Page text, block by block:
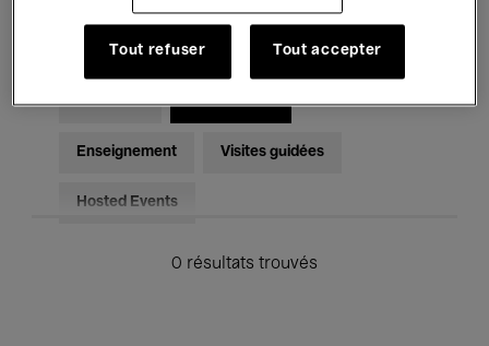
Musique électronique
Pour tous Kids’ Palace
Enseignement Visites guidées
Hosted Events
0 résultats trouvés
Tout refuser Tout accepter